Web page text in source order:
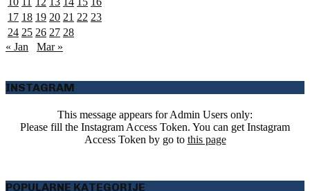
17 18 19 20 21 22 23
24 25 26 27 28
« Jan
Mar »
INSTAGRAM
This message appears for Admin Users only:
Please fill the Instagram Access Token. You can get Instagram
Access Token by go to this page
POPULARNE KATEGORIJE